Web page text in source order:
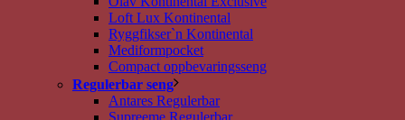
Loft Lux Kontinental
Ryggfikser`n Kontinental
Mediformpocket
Compact oppbevaringsseng
Regulerbar seng
Antares Regulerbar
Supreeme Regulerbar